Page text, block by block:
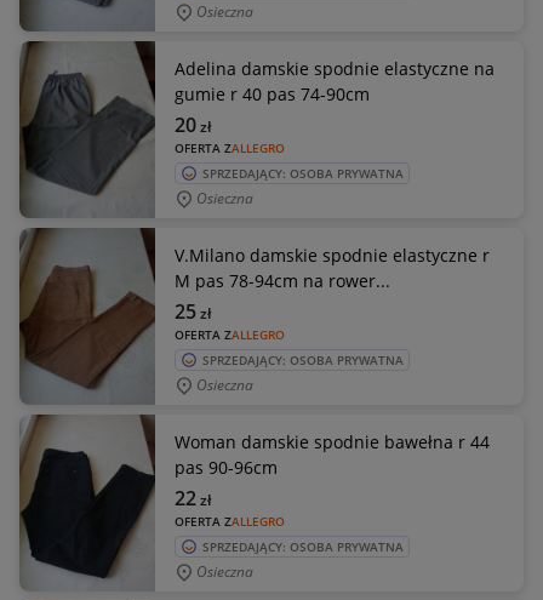
Osieczna
Adelina damskie spodnie elastyczne na
gumie r 40 pas 74-90cm
OFERTA ZALLEGRO
20zł
SPRZEDAJĄCY: OSOBA PRYWATNA
Osieczna
V.Milano damskie spodnie elastyczne r
M pas 78-94cm na rower...
OFERTA ZALLEGRO
25zł
SPRZEDAJĄCY: OSOBA PRYWATNA
Osieczna
Woman damskie spodnie bawełna r 44
pas 90-96cm
OFERTA ZALLEGRO
22zł
SPRZEDAJĄCY: OSOBA PRYWATNA
Osieczna